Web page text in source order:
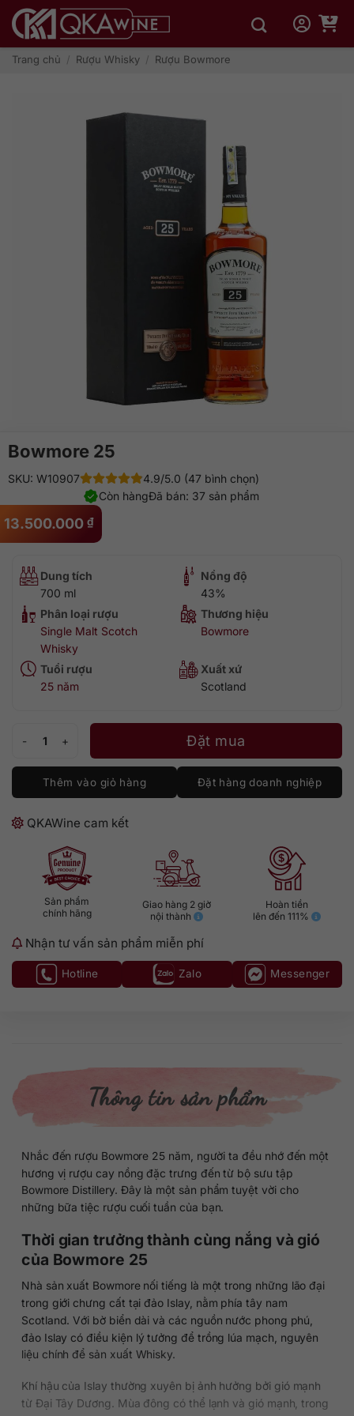
qua
dungTrang chủ / Rượu Whisky / Rượu Bowmore
Bowmore 25
13.500.000 ₫
SKU: W10907
4.9/5.0 (47 bình chọn)
Đã bán: 37 sản phẩm
Còn hàng
Dung tích
700 ml
Nồng độ
43%
Phân loại rượu
Single Malt Scotch
Whisky
Thương hiệu
Bowmore
Tuổi rượu
25 năm
Xuất xứ
Scotland
Đặt mua
Thêm vào giỏ hàng Đặt hàng doanh nghiệp
QKAWine cam kết
Sản phẩm
chính hãng
Giao hàng 2 giờ
nội thành
Hoàn tiền
lên đến 111%
Nhận tư vấn sản phẩm miễn phí
Hotline Zalo Messenger
Thông tin sản phẩm
Nhắc đến rượu Bowmore 25 năm, người ta đều nhớ đến một
hương vị rượu cay nồng đặc trưng đến từ bộ sưu tập
Bowmore Distillery. Đây là một sản phẩm tuyệt vời cho
những bữa tiệc rượu cuối tuần của bạn.
Thời gian trưởng thành cùng nắng và gió
của Bowmore 25
Nhà sản xuất Bowmore nối tiếng là một trong những lão đại
trong giới chưng cất tại đảo Islay, nằm phía tây nam
Scotland. Với bờ biển dài và các nguồn nước phong phú,
đảo Islay có điều kiện lý tưởng để trồng lúa mạch, nguyên
liệu chính để sản xuất Whisky.
Khí hậu của Islay thường xuyên bị ảnh hưởng bởi gió mạnh
từ Đại Tây Dương. Mùa đông có thể lạnh và gió mạnh, trong